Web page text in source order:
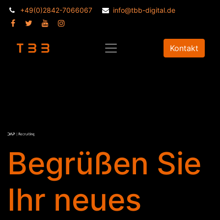
+49(0)2842-7066067 info@tbb-digital.de
Kontakt
Begrüßen Sie
Ihr neues